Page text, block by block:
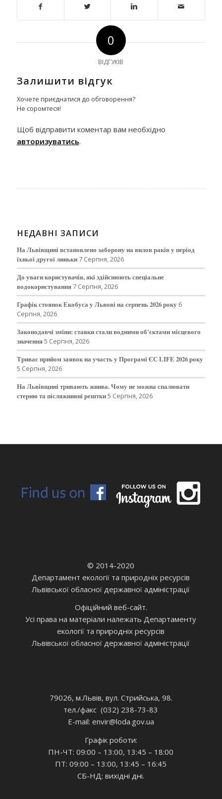
0
ВІДГУКІВ
Залишити відгук
Хочете приєднатися до обговорення?
Не соромтеся!
Щоб відправити коментар вам необхідно
авторизуватись.
НЕДАВНІ ЗАПИСИ
На Львівщині встановлено заборону на вилов раків у період
їхньої другої линьки 7 Серпня, 2026
До уваги користувачів, які здійснюють спеціальне
водокористування 7 Серпня, 2026
Графік стоянок Екобуса у Львові на серпень 2026 року 6
Серпня, 2026
Законодавчі зміни: ставки стали водними об’єктами місцевого
значення5 Серпня, 2026
Триває прийом заявок на участь у Програмі ЄС LIFE 2026 року
5 Серпня, 2026
На Львівщині тривають жнива. Чому не можна спалювати
стерню та післяжнивні рештки5 Серпня, 2026
© 2014-2020
Департамент екології та природніх ресурсів
Львівської обласної державної адміністрації
Офіційний веб-сайт.
Усі права на матеріали належать Департаменту
екології та природніх ресурсів
Львівської обласної державної адміністрації
79026, м.Львів, вул. Стрийська, 98.
тел./факс (032) 238-73-83
E-mail: envir@loda.gov.ua
Графік роботи:
ПН-ЧТ: 09:00 – 13:00, 13:45 – 18:00
ПТ: 09:00 – 13:00, 13:45 – 16:45
СБ-НД: вихідні дні.